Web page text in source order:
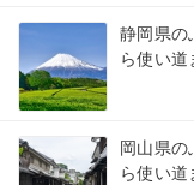
静岡県の
ら使い道
岡山県
ら使い道